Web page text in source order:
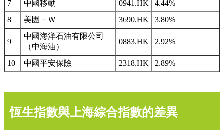
7 中國移動 0941.HK
4.44%
8
美團－Ｗ 3690.HK 3.80%
9
中國海洋石油有限公司
（中海油）
0883.HK 2.92%
10 中國平安保險 2318.HK 2.89%
恆生指數與上海綜合指數的差異